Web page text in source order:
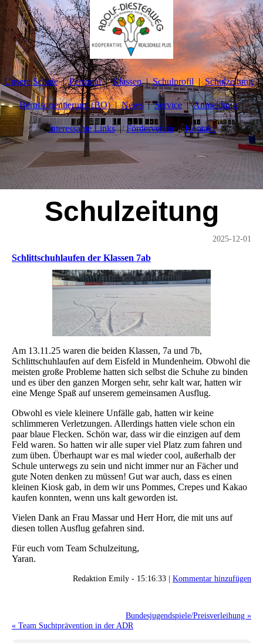
Unsere Schule Personal Klassen Schulprofil Schulzeitung
Berufsorientierung (BO) News Service Anmeldung
Interessante Links Förderverein Kontakt
Schulzeitung
2025-12-01
Schlittschuhlaufen der Klassen 7ab
Am 13.11.25 waren die beiden Klassen, 7a und 7b,
Schlittschuhlaufen auf dem Eisfeld in Mundenheim. Obwohl die
meisten große Probleme hatten sich selbst die Schuhe zu binden
und es über den ganzen Morgen sehr, sehr kalt war, hatten wir
eine Menge Spaß auf unserem gemeinsamen Ausflug.
Obwohl es viele kleinere Unfälle gab, hatten wir keine
schlimmeren Verletzungen. Allerdings hatten viele schon ein
paar blaue Flecken. Schön war, dass wir die einzigen auf dem
Feld waren. So hatten wir alle super viel Platz zum fahren und
zum üben. Überhaupt war es mal wieder cool, außerhalb der
Schule unterwegs zu sein und nicht immer nur an Fächer und
gute Noten denken zu müssen! Gut war auch, dass es einen
kleinen Kiosk gab, in dem wir uns Pommes, Crepes und Kakao
kaufen konnten, wenn uns kalt geworden ist.
Vielen Dank an Frau Massar und Herr Horr, die mit uns auf
diesen tollen Ausflug gefahren sind.
Für euch vom Team Schulzeitung,
Yaran.
Redaktion Emily - 15:16:33 | Kommentar hinzufügen
Bundesjugendspiele/Preisverleihung »
« Team Suchtprävention in der ADR